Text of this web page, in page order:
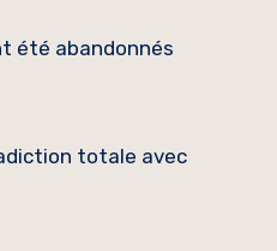
été abandonnés
totale avec